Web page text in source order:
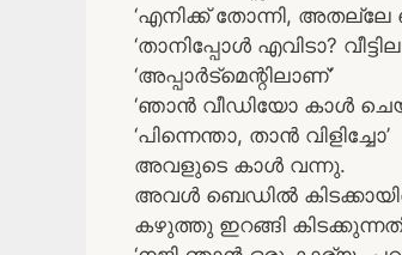
‘എനിക്ക് തോന്നി,
‘താനിപ്പോൾ എവിടാ?
‘അപ്പാർട്മെന്റിലാണ്’
‘ഞാൻ വീഡിയോ കാൾ
‘പിന്നെന്താ, താൻ വിളിച്ചോ’
അവളുടെ കാൾ വന്നു.
അവൾ ബെഡിൽ
കഴുത്തു ഇറങ്ങി